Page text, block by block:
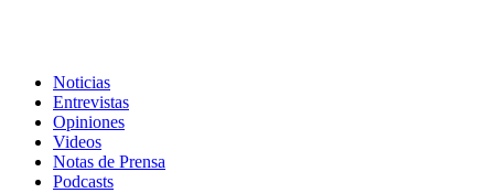
Noticias
Entrevistas
Opiniones
Videos
Notas de Prensa
Podcasts